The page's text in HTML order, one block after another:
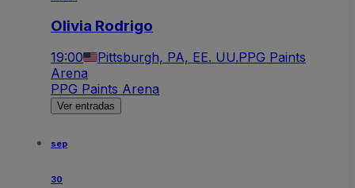
Olivia Rodrigo
19:00 Pittsburgh, PA, EE. UU.PPG Paints
Arena
PPG Paints Arena
Ver entradas
sep
30